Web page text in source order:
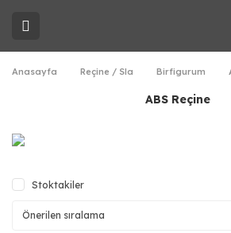
Anasayfa Reçine / Sla Birfigurum
ABS Reçine
Stoktakiler